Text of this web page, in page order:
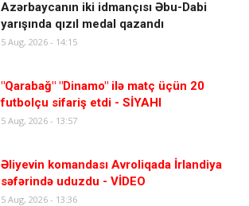
Azərbaycanın iki idmançısı Əbu-Dabi
yarışında qızıl medal qazandı
5 Aug, 2026 - 14:15
"Qarabağ" "Dinamo" ilə matç üçün 20
futbolçu sifariş etdi - SİYAHI
5 Aug, 2026 - 13:57
Əliyevin komandası Avroliqada İrlandiya
səfərində uduzdu - VİDEO
5 Aug, 2026 - 13:36